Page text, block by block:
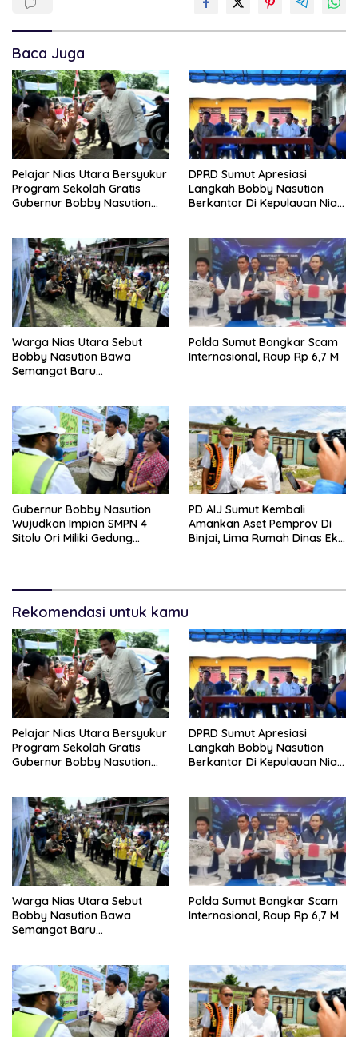
Baca Juga
Pelajar Nias Utara Bersyukur
Program Sekolah Gratis
Gubernur Bobby Nasution
DPRD Sumut Apresiasi
Langkah Bobby Nasution
Berkantor Di Kepulauan Nias,
Warga Nias Utara Sebut
Bobby Nasution Bawa
Semangat Baru
Polda Sumut Bongkar Scam
Internasional, Raup Rp 6,7 M
Gubernur Bobby Nasution
Wujudkan Impian SMPN 4
Sitolu Ori Miliki Gedung
PD AIJ Sumut Kembali
Amankan Aset Pemprov Di
Binjai, Lima Rumah Dinas Eks
Rekomendasi untuk kamu
Pelajar Nias Utara Bersyukur
Program Sekolah Gratis
Gubernur Bobby Nasution
DPRD Sumut Apresiasi
Langkah Bobby Nasution
Berkantor Di Kepulauan Nias,
Warga Nias Utara Sebut
Bobby Nasution Bawa
Semangat Baru
Polda Sumut Bongkar Scam
Internasional, Raup Rp 6,7 M